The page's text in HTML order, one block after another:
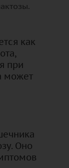
как
при
может
Оно